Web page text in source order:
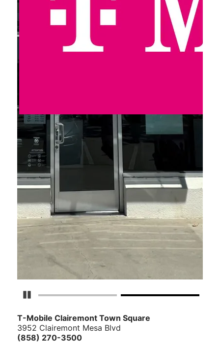
Detener carrusel
T-Mobile Clairemont Town Square
3952 Clairemont Mesa Blvd
(858) 270-3500